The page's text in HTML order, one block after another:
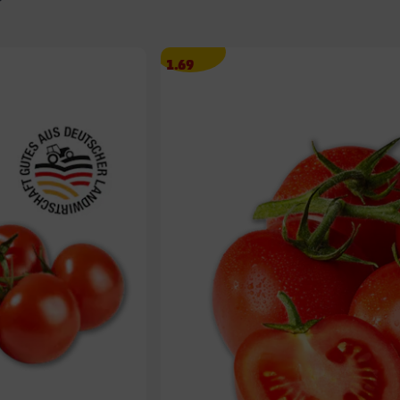
Angebotspreis
1.69